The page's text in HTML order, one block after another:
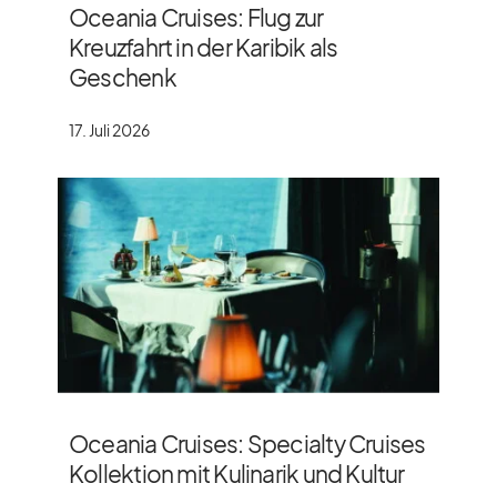
Oceania Cruises: Flug zur
Kreuzfahrt in der Karibik als
Geschenk
17. Juli 2026
Oceania Cruises: Specialty Cruises
Kollektion mit Kulinarik und Kultur